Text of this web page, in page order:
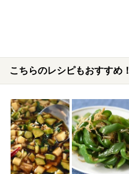
こちらのレシピもおすすめ！